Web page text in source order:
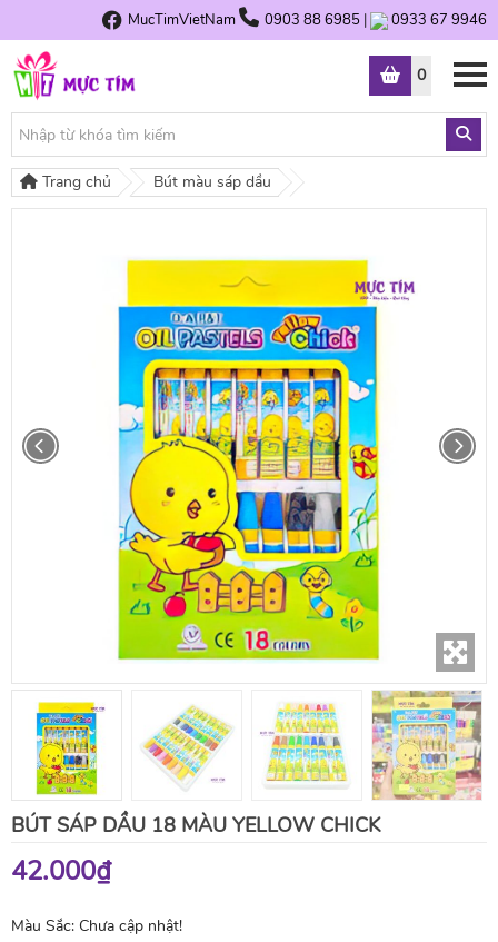
MucTimVietNam 0903 88 6985 | 0933 67 9946
0
Trang chủ Bút màu sáp dầu
BÚT SÁP DẦU 18 MÀU YELLOW CHICK
42.000₫
Màu Sắc: Chưa cập nhật!